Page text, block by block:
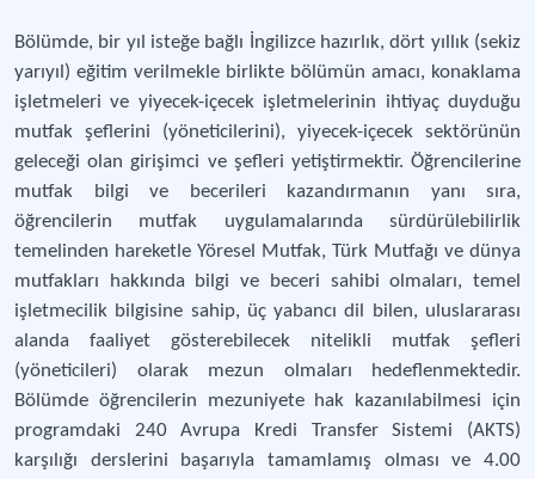
Bölümde, bir yıl isteğe bağlı İngilizce hazırlık, dört yıllık (sekiz
yarıyıl) eğitim verilmekle birlikte bölümün amacı, konaklama
işletmeleri ve yiyecek-içecek işletmelerinin ihtiyaç duyduğu
mutfak şeflerini (yöneticilerini), yiyecek-içecek sektörünün
geleceği olan girişimci ve şefleri yetiştirmektir. Öğrencilerine
mutfak bilgi ve becerileri kazandırmanın yanı sıra,
öğrencilerin mutfak uygulamalarında sürdürülebilirlik
temelinden hareketle Yöresel Mutfak, Türk Mutfağı ve dünya
mutfakları hakkında bilgi ve beceri sahibi olmaları, temel
işletmecilik bilgisine sahip, üç yabancı dil bilen, uluslararası
alanda faaliyet gösterebilecek nitelikli mutfak şefleri
(yöneticileri) olarak mezun olmaları hedeflenmektedir.
Bölümde öğrencilerin mezuniyete hak kazanılabilmesi için
programdaki 240 Avrupa Kredi Transfer Sistemi (AKTS)
karşılığı derslerini başarıyla tamamlamış olması ve 4.00